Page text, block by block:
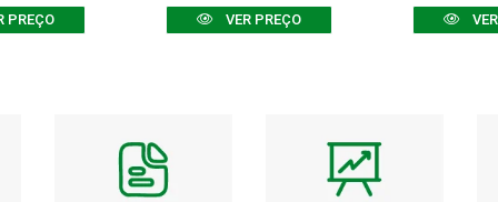
PREÇO VER PREÇO